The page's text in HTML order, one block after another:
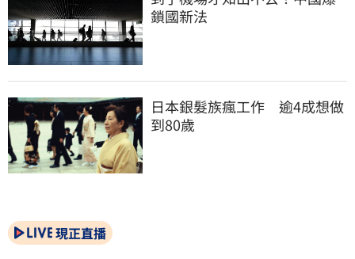
鎖國新法
日本銀髮族瘋工作　逾4成想做
到80歲
現正直播